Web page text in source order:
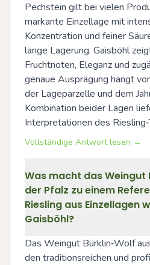
Pechstein gilt bei vielen
markante Einzellage mit
Konzentration und feiner
lange Lagerung. Gaisböhl
Fruchtnoten, Eleganz und
genaue Ausprägung hängt
der Lageparzelle und dem
Kombination beider Lagen
Interpretationen des
Vollständige Antwort lesen →
Was macht das Weingut
der Pfalz zu einem
Riesling aus Einzellagen
Gaisböhl?
Das Weingut Bürklin‑Wolf
den traditionsreichen und